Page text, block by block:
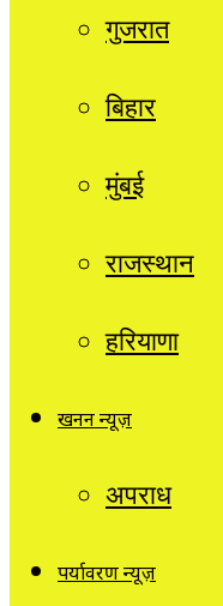
गुजरात
बिहार
मुंबई
राजस्थान
हरियाणा
खनन न्यूज़
अपराध
पर्यावरण न्यूज़